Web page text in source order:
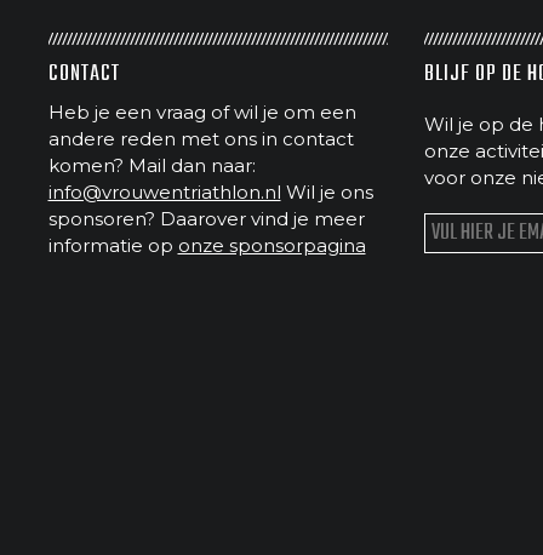
CONTACT
Heb je een vraag of wil je om een
andere reden met ons in contact
komen? Mail dan naar:
info@vrouwentriathlon.nl Wil je ons
sponsoren? Daarover vind je meer
informatie op onze sponsorpagina
BLIJF OP DE
Wil je op de
onze
voor onze